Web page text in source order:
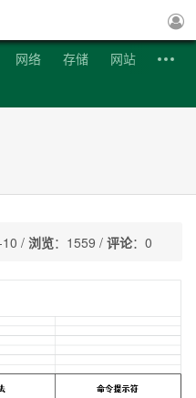
网络 存储
网站
/浏览：1559 / 评论：0